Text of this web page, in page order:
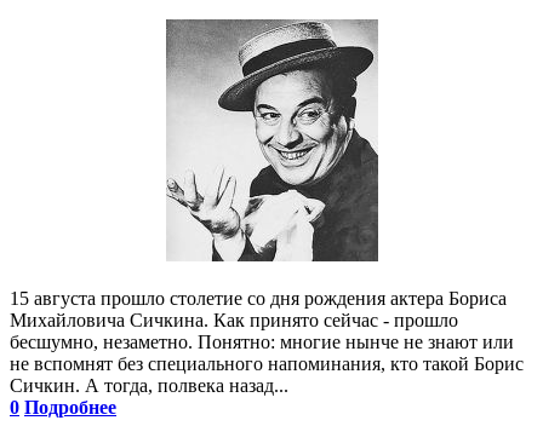
15 августа прошло столетие со дня рождения актера Бориса
Михайловича Сичкина. Как принято сейчас - прошло
бесшумно, незаметно. Понятно: многие нынче не знают или
не вспомнят без специального напоминания, кто такой Борис
Сичкин. А тогда, полвека назад...
0 Подробнее